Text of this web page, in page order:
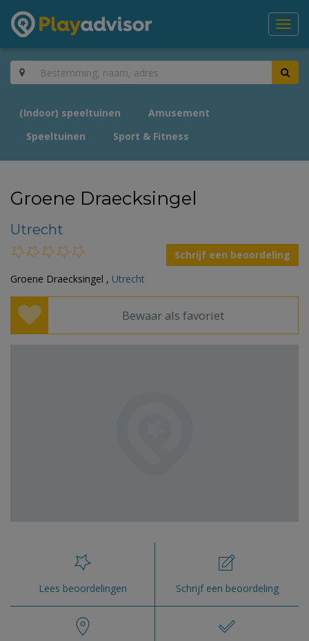
(Indoor) speeltuinen
Amusement
Speeltuinen
Sport & Fitness
Groene Draecksingel
Utrecht
Schrijf een beoordeling
Groene Draecksingel , Utrecht
Bewaar als favoriet
Lees beoordelingen Schrijf een beoordeling